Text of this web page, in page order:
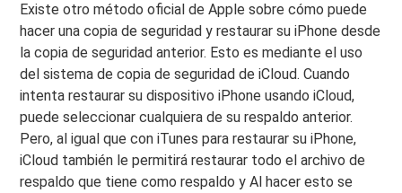
Existe otro método oficial de Apple sobre cómo puede
hacer una copia de seguridad y restaurar su iPhone desde
la copia de seguridad anterior. Esto es mediante el uso
del sistema de copia de seguridad de iCloud. Cuando
intenta restaurar su dispositivo iPhone usando iCloud,
puede seleccionar cualquiera de su respaldo anterior.
Pero, al igual que con iTunes para restaurar su iPhone,
iCloud también le permitirá restaurar todo el archivo de
respaldo que tiene como respaldo y Al hacer esto se